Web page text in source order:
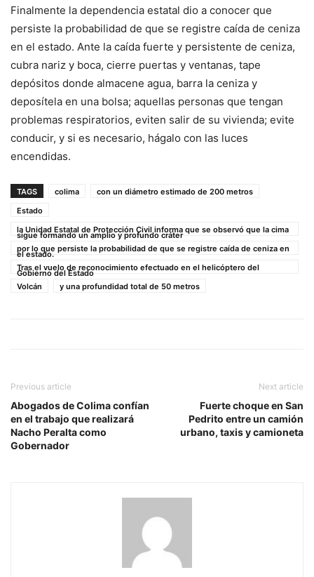
Finalmente la dependencia estatal dio a conocer que
persiste la probabilidad de que se registre caída de ceniza
en el estado. Ante la caída fuerte y persistente de ceniza,
cubra nariz y boca, cierre puertas y ventanas, tape
depósitos donde almacene agua, barra la ceniza y
deposítela en una bolsa; aquellas personas que tengan
problemas respiratorios, eviten salir de su vivienda; evite
conducir, y si es necesario, hágalo con las luces
encendidas.
TAGS colima
con un diámetro estimado de 200 metros
Estado
la Unidad Estatal de Protección Civil informa que se observó que la cima
sigue formando un amplio y profundo cráter
por lo que persiste la probabilidad de que se registre caída de ceniza en
el estado.
Tras el vuelo de reconocimiento efectuado en el helicóptero del
Gobierno del Estado
Volcán
y una profundidad total de 50 metros
Previous article
Abogados de Colima confían
en el trabajo que realizará
Nacho Peralta como
Gobernador
Next article
Fuerte choque en San
Pedrito entre un camión
urbano, taxis y camioneta